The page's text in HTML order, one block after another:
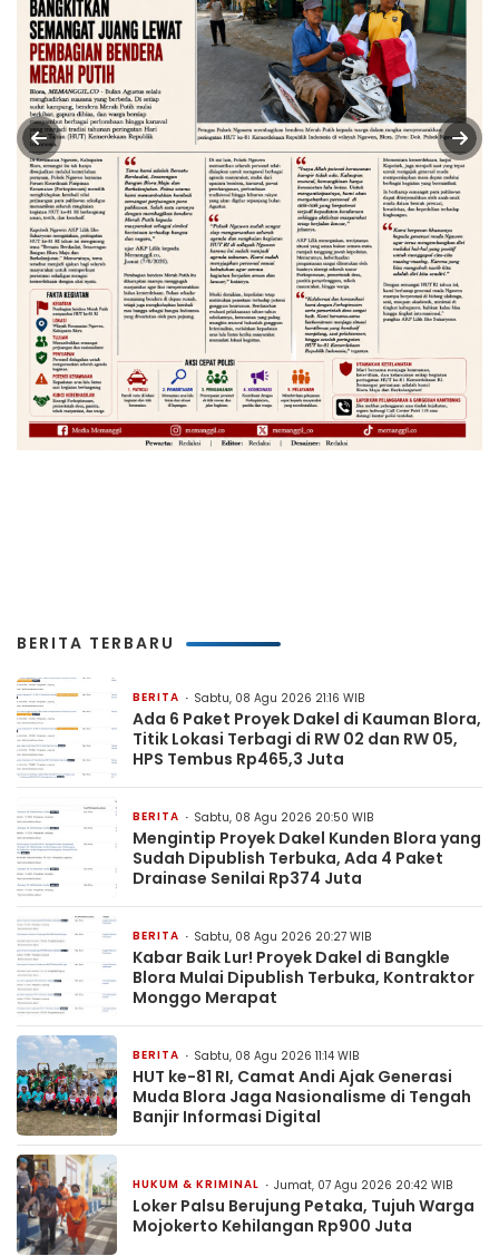
BERITA TERBARU
BERITA Sabtu, 08 Agu 2026 21:16 WIB
Ada 6 Paket Proyek Dakel di Kauman Blora,
Titik Lokasi Terbagi di RW 02 dan RW 05,
HPS Tembus Rp465,3 Juta
BERITA Sabtu, 08 Agu 2026 20:50 WIB
Mengintip Proyek Dakel Kunden Blora yang
Sudah Dipublish Terbuka, Ada 4 Paket
Drainase Senilai Rp374 Juta
BERITA Sabtu, 08 Agu 2026 20:27 WIB
Kabar Baik Lur! Proyek Dakel di Bangkle
Blora Mulai Dipublish Terbuka, Kontraktor
Monggo Merapat
BERITA Sabtu, 08 Agu 2026 11:14 WIB
HUT ke-81 RI, Camat Andi Ajak Generasi
Muda Blora Jaga Nasionalisme di Tengah
Banjir Informasi Digital
HUKUM & KRIMINAL Jumat, 07 Agu 2026 20:42 WIB
Loker Palsu Berujung Petaka, Tujuh Warga
Mojokerto Kehilangan Rp900 Juta